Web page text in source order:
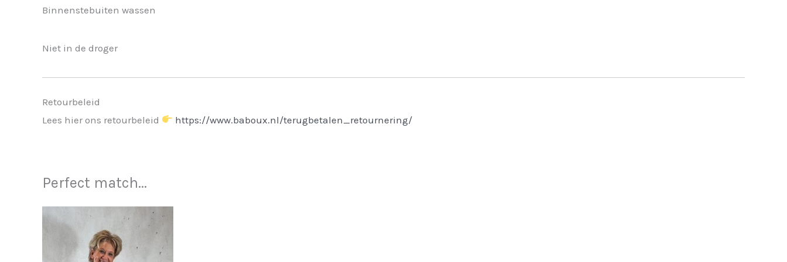
Binnenstebuiten wassen
Niet in de droger
Retourbeleid
Lees hier ons retourbeleid
https://www.baboux.nl/terugbetalen_retournering/
Perfect match...